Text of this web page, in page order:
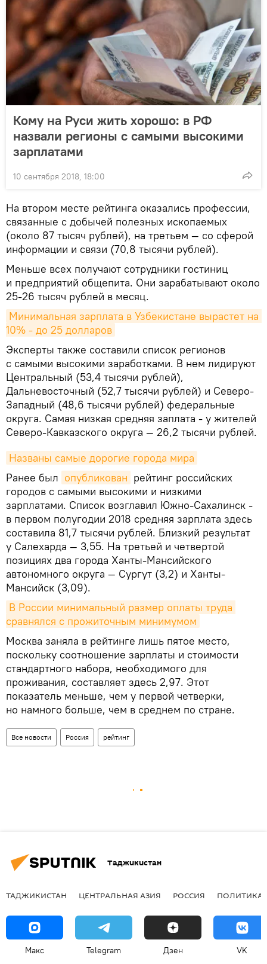
Кому на Руси жить хорошо: в РФ
назвали регионы с самыми высокими
зарплатами‍
10 сентября 2018, 18:00
На втором месте рейтинга оказались профессии,
связанные с добычей полезных ископаемых
(около 87 тысяч рублей), на третьем — со сферой
информации и связи (70,8 тысячи рублей).
Меньше всех получают сотрудники гостиниц
и предприятий общепита. Они зарабатывают около
25-26 тысяч рублей в месяц.
Минимальная зарплата в Узбекистане вырастет на
10% - до 25 долларов
Эксперты также составили список регионов
с самыми высокими заработками. В нем лидируют
Центральный (53,4 тысячи рублей),
Дальневосточный (52,7 тысячи рублей) и Северо-
Западный (48,6 тысячи рублей) федеральные
округа. Самая низкая средняя заплата - у жителей
Северо-Кавказского округа — 26,2 тысячи рублей.
Названы самые дорогие города мира
Ранее был опубликован рейтинг российских
городов с самыми высокими и низкими
зарплатами. Список возглавил Южно-Сахалинск -
в первом полугодии 2018 средняя зарплата здесь
составила 81,7 тысячи рублей. Близкий результат
у Салехарда — 3,55. На третьей и четвертой
позициях два города Ханты-Мансийского
автономного округа — Сургут (3,2) и Ханты-
Мансийск (3,09).
В России минимальный размер оплаты труда
сравнялся с прожиточным минимумом
Москва заняла в рейтинге лишь пятое место,
поскольку соотношение зарплаты и стоимости
стандартного набора, необходимого для
проживания, составляет здесь 2,97. Этот
показатель меньше, чем у первой четверки,
но намного больше, чем в среднем по стране.
Все новости Россия рейтинг
Таджикистан
ТАДЖИКИСТАН ЦЕНТРАЛЬНАЯ АЗИЯ РОССИЯ ПОЛИТИКА
Макс Telegram Дзен VK